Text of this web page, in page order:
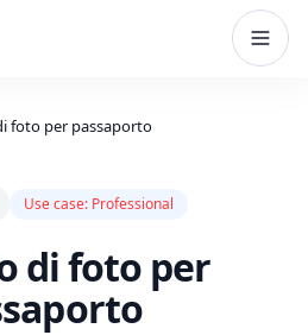
foto per passaporto
Use case: Professional
di foto per